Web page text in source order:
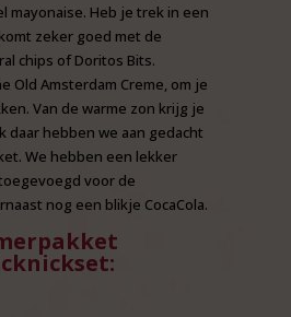
mayonaise. Heb je trek in een
zeker goed met de
chips of Doritos Bits.
Old Amsterdam Creme, om je
Van de warme zon krijg je
daar hebben we aan gedacht
We hebben een lekker
voor de
nog een blikje CocaCola.